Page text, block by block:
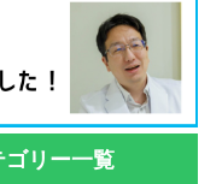
ゴリー一覧